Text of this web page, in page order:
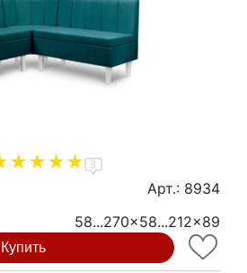
3
Арт.: 8934
58...270x58...212x89
Купить